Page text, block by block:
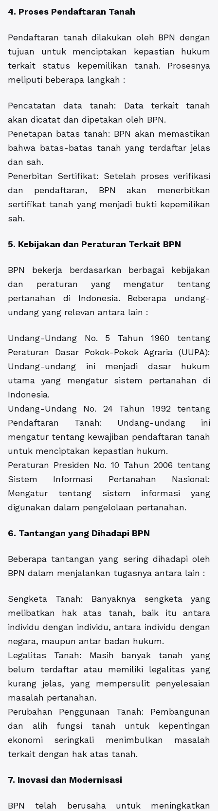
4. Proses Pendaftaran Tanah
Pendaftaran tanah dilakukan oleh BPN dengan
tujuan untuk menciptakan kepastian hukum
terkait status kepemilikan tanah. Prosesnya
meliputi beberapa langkah :
Pencatatan data tanah: Data terkait tanah
akan dicatat dan dipetakan oleh BPN.
Penetapan batas tanah: BPN akan memastikan
bahwa batas-batas tanah yang terdaftar jelas
dan sah.
Penerbitan Sertifikat: Setelah proses verifikasi
dan pendaftaran, BPN akan menerbitkan
sertifikat tanah yang menjadi bukti kepemilikan
sah.
5. Kebijakan dan Peraturan Terkait BPN
BPN bekerja berdasarkan berbagai kebijakan
dan peraturan yang mengatur tentang
pertanahan di Indonesia. Beberapa undang-
undang yang relevan antara lain :
Undang-Undang No. 5 Tahun 1960 tentang
Peraturan Dasar Pokok-Pokok Agraria (UUPA):
Undang-undang ini menjadi dasar hukum
utama yang mengatur sistem pertanahan di
Indonesia.
Undang-Undang No. 24 Tahun 1992 tentang
Pendaftaran Tanah: Undang-undang ini
mengatur tentang kewajiban pendaftaran tanah
untuk menciptakan kepastian hukum.
Peraturan Presiden No. 10 Tahun 2006 tentang
Sistem Informasi Pertanahan Nasional:
Mengatur tentang sistem informasi yang
digunakan dalam pengelolaan pertanahan.
6. Tantangan yang Dihadapi BPN
Beberapa tantangan yang sering dihadapi oleh
BPN dalam menjalankan tugasnya antara lain :
Sengketa Tanah: Banyaknya sengketa yang
melibatkan hak atas tanah, baik itu antara
individu dengan individu, antara individu dengan
negara, maupun antar badan hukum.
Legalitas Tanah: Masih banyak tanah yang
belum terdaftar atau memiliki legalitas yang
kurang jelas, yang mempersulit penyelesaian
masalah pertanahan.
Perubahan Penggunaan Tanah: Pembangunan
dan alih fungsi tanah untuk kepentingan
ekonomi seringkali menimbulkan masalah
terkait dengan hak atas tanah.
7. Inovasi dan Modernisasi
BPN telah berusaha untuk meningkatkan